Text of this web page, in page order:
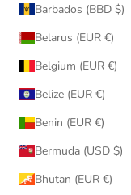
Barbados (BBD $)
Belarus (EUR €)
Belgium (EUR €)
Belize (EUR €)
Benin (EUR €)
Bermuda (USD $)
Bhutan (EUR €)